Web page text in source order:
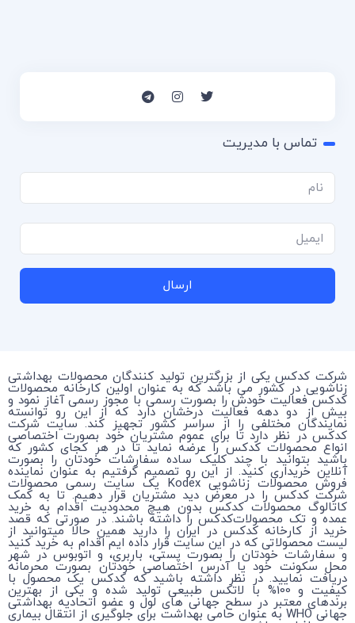
تماس با مدیریت
ارسال
شرکت کدکس یکی از بزرگترین تولید کنندگان محصولات بهداشتی
زناشویی در کشور می باشد که به عنوان اولین کارخانه محصولات
کدکس فعالیت خودش را بصورت رسمی با مجوز رسمی آغاز نمود و
بیش از دو دهه فعالیت درخشان دارد که از این رو توانسته
نمایندگان مختلفی را از سراسر کشور تجهیز کند. سایت شرکت
کدکس در نظر دارد تا برای عموم مشتریان خود بصورت اختصاصی
انواع محصولات کدکس را عرضه نماید تا در هر کجای کشور که
باشید بتوانید با چند کلیک ساده سفارشات خودتان را بصورت
آنلاین خریداری کنید. از این رو تصمیم گرفتیم به عنوان نماینده
فروش محصولات زناشویی Kodex یک سایت رسمی محصولات
شرکت کدکس را در معرض دید مشتریان قرار دهیم. تا به کمک
کاتالوگ محصولات کدکس بدون هیچ محدودیت اقدام به خرید
عمده و تک محصولات‌کدکس را داشته باشند. در صورتی که قصد
خرید از کارخانه کدکس در ایران را دارید همین حالا میتوانید از
لیست محصولاتی که در این سایت قرار داده ایم اقدام به خرید کنید
و سفارشات خودتان را بصورت پستی، باربری، و اتوبوس در شهر
محل سکونت خود یا آدرس اختصاصی خودتان بصورت محرمانه
دریافت نمایید. در نظر داشته باشید که کدکس یک محصول با
کیفیت و 100% با لاتکس طبیعی تولید شده و یکی از بهترین
برندهای معتبر در سطح جهانی های لول و عضو اتحادیه بهداشتی
جهانی WHO به عنوان حامی بهداشت برای جلوگیری از انتقال بیماری